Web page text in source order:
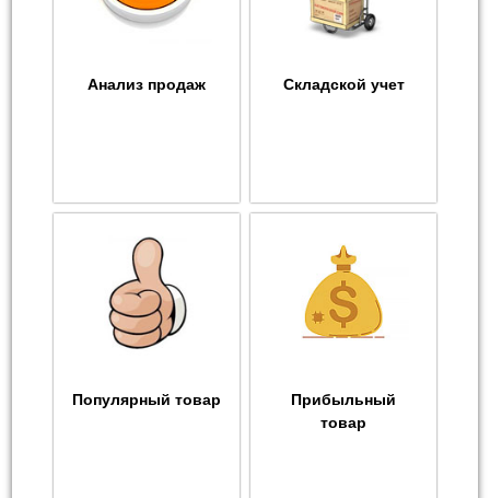
Анализ продаж Складской учет
Популярный товар
Прибыльный
товар